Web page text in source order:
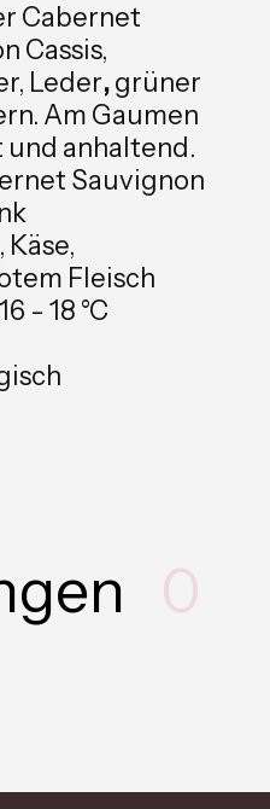
Cabernet
Cassis,
Leder,grüner
Am Gaumen
anhaltend.
Sauvignon
Fleisch
16 - 18 °C
0